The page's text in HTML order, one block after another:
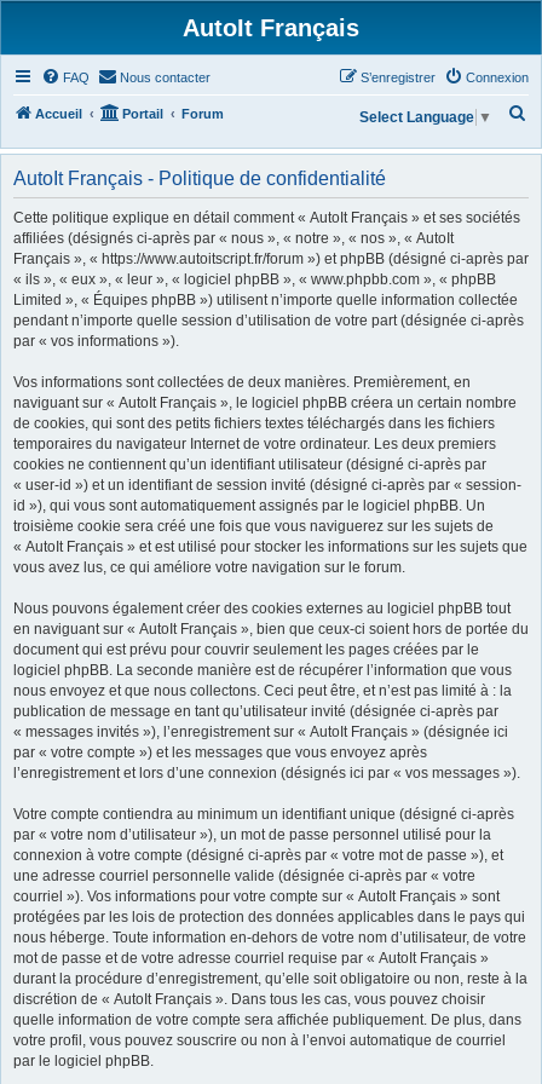
AutoIt Français
FAQ Nous contacter Connexion
S’enregistrer
Accueil Portail Forum
h
r
Select Language ▼
AutoIt Français - Politique de confidentialité
Cette politique explique en détail comment « AutoIt Français » et ses sociétés
affiliées (désignés ci-après par « nous », « notre », « nos », « AutoIt
Français », « https://www.autoitscript.fr/forum ») et phpBB (désigné ci-après par
« ils », « eux », « leur », « logiciel phpBB », « www.phpbb.com », « phpBB
Limited », « Équipes phpBB ») utilisent n’importe quelle information collectée
pendant n’importe quelle session d’utilisation de votre part (désignée ci-après
par « vos informations »).
Vos informations sont collectées de deux manières. Premièrement, en
naviguant sur « AutoIt Français », le logiciel phpBB créera un certain nombre
de cookies, qui sont des petits fichiers textes téléchargés dans les fichiers
temporaires du navigateur Internet de votre ordinateur. Les deux premiers
cookies ne contiennent qu’un identifiant utilisateur (désigné ci-après par
« user-id ») et un identifiant de session invité (désigné ci-après par « session-
id »), qui vous sont automatiquement assignés par le logiciel phpBB. Un
troisième cookie sera créé une fois que vous naviguerez sur les sujets de
« AutoIt Français » et est utilisé pour stocker les informations sur les sujets que
vous avez lus, ce qui améliore votre navigation sur le forum.
Nous pouvons également créer des cookies externes au logiciel phpBB tout
en naviguant sur « AutoIt Français », bien que ceux-ci soient hors de portée du
document qui est prévu pour couvrir seulement les pages créées par le
logiciel phpBB. La seconde manière est de récupérer l’information que vous
nous envoyez et que nous collectons. Ceci peut être, et n’est pas limité à : la
publication de message en tant qu’utilisateur invité (désignée ci-après par
« messages invités »), l’enregistrement sur « AutoIt Français » (désignée ici
par « votre compte ») et les messages que vous envoyez après
l’enregistrement et lors d’une connexion (désignés ici par « vos messages »).
Votre compte contiendra au minimum un identifiant unique (désigné ci-après
par « votre nom d’utilisateur »), un mot de passe personnel utilisé pour la
connexion à votre compte (désigné ci-après par « votre mot de passe »), et
une adresse courriel personnelle valide (désignée ci-après par « votre
courriel »). Vos informations pour votre compte sur « AutoIt Français » sont
protégées par les lois de protection des données applicables dans le pays qui
nous héberge. Toute information en-dehors de votre nom d’utilisateur, de votre
mot de passe et de votre adresse courriel requise par « AutoIt Français »
durant la procédure d’enregistrement, qu’elle soit obligatoire ou non, reste à la
discrétion de « AutoIt Français ». Dans tous les cas, vous pouvez choisir
quelle information de votre compte sera affichée publiquement. De plus, dans
votre profil, vous pouvez souscrire ou non à l’envoi automatique de courriel
par le logiciel phpBB.